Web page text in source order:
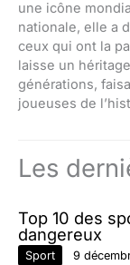
une icône
nationale, elle a
ceux qui ont la
laisse un
générations,
joueuses de
Les
Top 10 des
dangereux
Sport 9